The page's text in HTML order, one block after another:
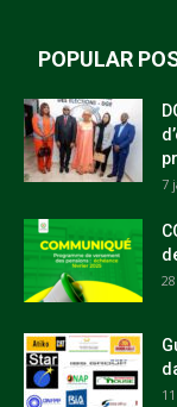
POPULAR
7